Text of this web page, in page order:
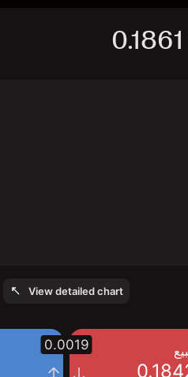
0.1861
View detailed chart
0.0019